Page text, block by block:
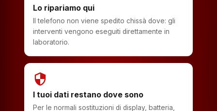
Lo ripariamo qui
Il telefono non viene spedito chissà dove: gli
interventi vengono eseguiti direttamente in
laboratorio.
security
I tuoi dati restano dove sono
Per le normali sostituzioni di display, batteria,